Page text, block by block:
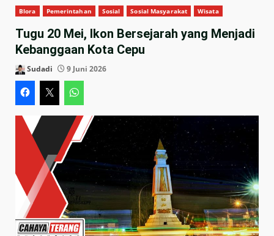
Blora Pemerintahan Sosial Sosial Masyarakat Wisata
Tugu 20 Mei, Ikon Bersejarah yang Menjadi
Kebanggaan Kota Cepu
Sudadi 9 Juni 2026